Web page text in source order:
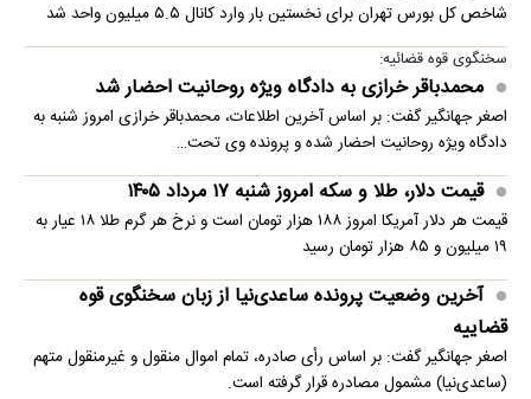
شاخص کل بورس تهران برای نخستین ‌بار وارد کانال ۵.۵ میلیون واحد شد
سخنگوی قوه قضائیه:
محمدباقر خرازی به دادگاه ویژه روحانیت احضار شد
اصغر جهانگیر گفت: بر اساس آخرین اطلاعات، محمدباقر خرازی امروز شنبه به
دادگاه ویژه روحانیت احضار شده و پرونده وی تحت…
قیمت دلار، طلا و سکه امروز شنبه ۱۷ مرداد ۱۴۰۵
قیمت هر دلار آمریکا امروز ۱۸۸ هزار تومان است و نرخ هر گرم طلا ۱۸ عیار به
۱۹ میلیون و ۸۵ هزار تومان رسید
آخرین وضعیت پرونده ساعدی‌نیا از زبان سخنگوی قوه
قضاییه
اصغر جهانگیر گفت: بر اساس رأی صادره، تمام اموال منقول و غیرمنقول متهم
(ساعدی‌نیا) مشمول مصادره قرار گرفته است.